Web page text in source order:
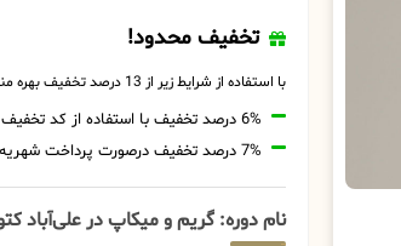
تخفیف محدود!
با استفاده از شرایط زیر از 13 درصد تخفیف بهره مند شوید.
6% درصد تخفیف با استفاده از کد تخفیف 20806
7% درصد تخفیف درصورت پرداخت شهریه با رمزارز
نام دوره: گریم و میکاپ در علی‌آباد